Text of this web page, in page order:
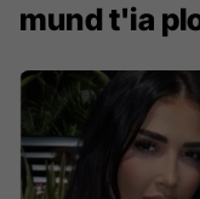
mund t'ia